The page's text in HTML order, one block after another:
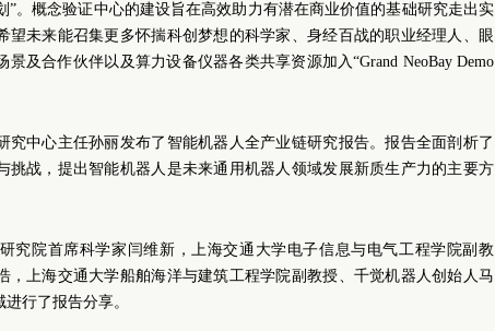
”。概念验证中心的建设旨在高效助力有潜在商业价值的基础研究走出实
望未来能召集更多怀揣科创梦想的科学家、身经百战的职业经理人、眼
及合作伙伴以及算力设备仪器各类共享资源加入“Grand NeoBay Demo
究中心主任孙丽发布了智能机器人全产业链研究报告。报告全面剖析了
挑战，提出智能机器人是未来通用机器人领域发展新质生产力的主要方
究院首席科学家闫维新，上海交通大学电子信息与电气工程学院副教
，上海交通大学船舶海洋与建筑工程学院副教授、千觉机器人创始人马
行了报告分享。